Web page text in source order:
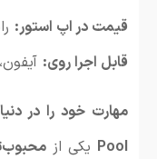
قیمت در اپ استور:
قابل اجرا روی:
مهارت خود را در
Pool یکی از